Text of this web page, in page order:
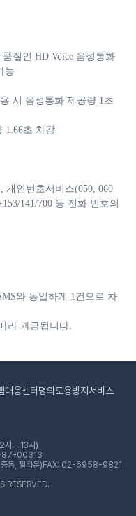
질인 HD Voice 음성통화
능
시 음성통화 제공량 1초
1.66초 차감
개인번호서비스(050, 060
141/700 등 전화 번호의
와 동일하게 1건으로 차
라 과금됩니다.
대응센터 명의도용방지서비스
시 - 13시)
87-00313
동, 필타운) FAX: 02-6958-9821
RESERVED.